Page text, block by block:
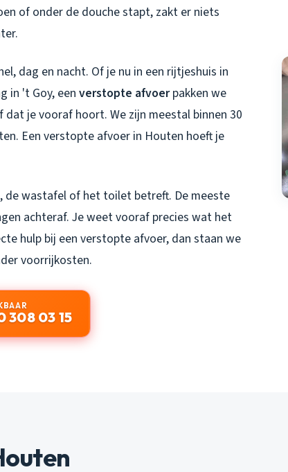
of onder de douche stapt, zakt er niets
dag en nacht. Of je nu in een rijtjeshuis in
in 't Goy, een verstopte afvoerpakken we
je vooraf hoort. We zijn meestal binnen 30
Een verstopte afvoer in Houten hoeft je
de wastafel of het toilet betreft. De meeste
achteraf. Je weet vooraf precies wat het
hulp bij een verstopte afvoer, dan staan we
voorrijkosten.
308 03 15